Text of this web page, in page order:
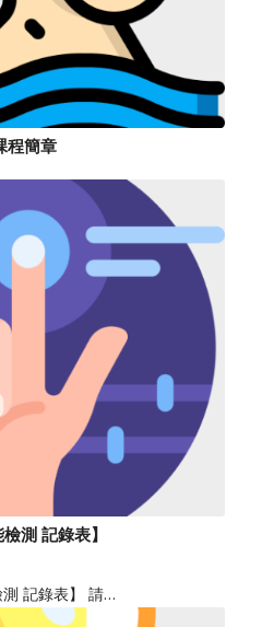
程簡章
測 記錄表】
測 記錄表】 請…